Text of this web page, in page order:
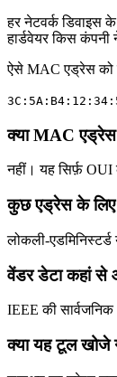
हर नेटवर्क डिवाइस
हार्डवेयर किस कंपनी
ऐसे MAC एड्रेस को
क्या MAC एड्रेस
नहीं। यह सिर्फ़ OUI
कुछ एड्रेस के लिए
लोकली-
वेंडर डेटा कहां से
IEEE की
क्या यह टूल खोजे